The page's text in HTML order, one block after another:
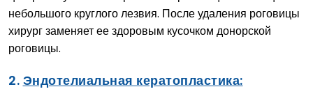
небольшого круглого лезвия. После удаления роговицы
хирург заменяет ее здоровым кусочком донорской
роговицы.
2. Эндотелиальная кератопластика: